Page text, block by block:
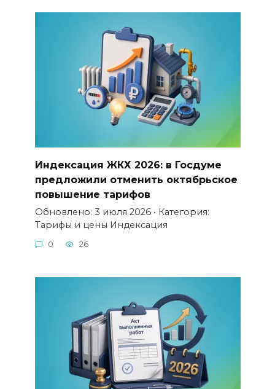
Индексация ЖКХ 2026: в Госдуме
предложили отменить октябрьское
повышение тарифов
Обновлено: 3 июля 2026 • Категория:
Тарифы и цены Индексация
0 26